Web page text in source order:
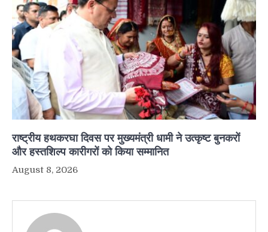
राष्ट्रीय हथकरघा दिवस पर मुख्यमंत्री धामी ने उत्कृष्ट बुनकरों
और हस्तशिल्प कारीगरों को किया सम्मानित
August 8, 2026